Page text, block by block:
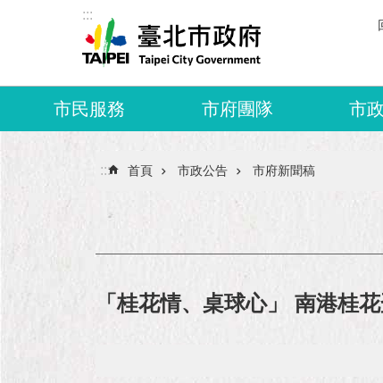
跳到主要內容區塊
:::
市民服務 市府團隊 市
::: 首頁 市政公告 市府新聞稿
「桂花情、桌球心」 南港桂